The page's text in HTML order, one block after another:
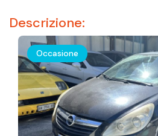
Descrizione:
Occasione